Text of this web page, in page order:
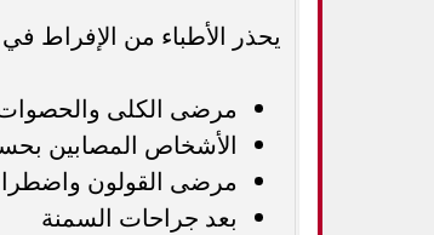
يحذر الأطباء من الإفراط
مرضى الكلى
الأشخاص المصابين
مرضى القولون
بعد جراحات السمنة